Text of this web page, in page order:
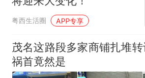
粤西生活圈 APP专享
茂名这路段多家商铺扎堆
祸首竟然是